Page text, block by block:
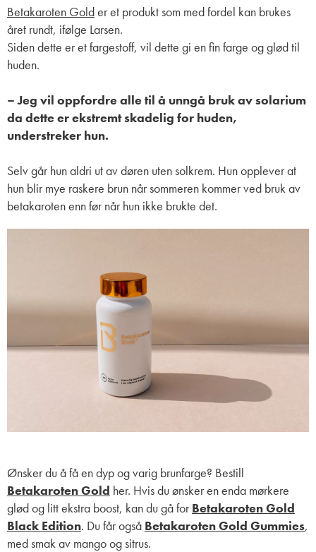
Betakaroten Golder et produkt som med fordel kan brukes
året rundt, ifølge Larsen.
Siden dette er et fargestoff, vil dette gi en fin farge og glød til
huden.
– Jeg vil oppfordre alle til å unngå bruk av solarium
da dette er ekstremt skadelig for huden,
understreker hun.
Selv går hun aldri ut av døren uten solkrem. Hun opplever at
hun blir mye raskere brun når sommeren kommer ved bruk av
betakaroten enn før når hun ikke brukte det.
Ønsker du å få en dyp og varig brunfarge? Bestill
Betakaroten Gold her. Hvis du ønsker en enda mørkere
glød og litt ekstra boost, kan du gå forBetakaroten Gold
Black Edition. Du får også Betakaroten Gold Gummies,
med smak av mango og sitrus.